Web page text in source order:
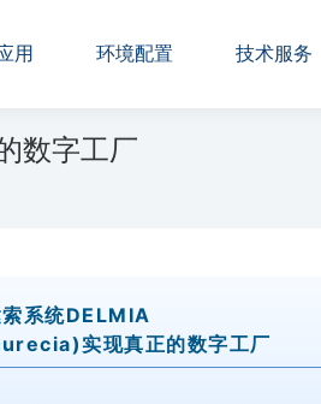
用 环境配置 技术服务
数字工厂
系统DELMIA
实现真正的数字工厂